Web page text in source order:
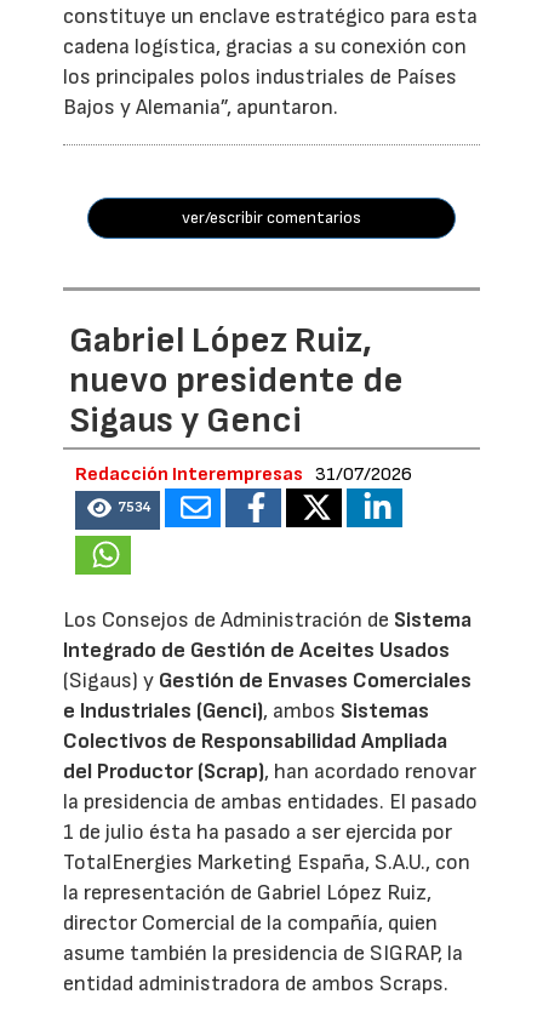
constituye un enclave estratégico para esta
cadena logística, gracias a su conexión con
los principales polos industriales de Países
Bajos y Alemania”, apuntaron.
ver/escribir comentarios
Gabriel López Ruiz,
nuevo presidente de
Sigaus y Genci
Redacción Interempresas 31/07/2026
7534
Los Consejos de Administración de Sistema
Integrado de Gestión de Aceites Usados
(Sigaus) y Gestión de Envases Comerciales
e Industriales (Genci), ambos Sistemas
Colectivos de Responsabilidad Ampliada
del Productor (Scrap), han acordado renovar
la presidencia de ambas entidades. El pasado
1 de julio ésta ha pasado a ser ejercida por
TotalEnergies Marketing España, S.A.U., con
la representación de Gabriel López Ruiz,
director Comercial de la compañía, quien
asume también la presidencia de SIGRAP, la
entidad administradora de ambos Scraps.